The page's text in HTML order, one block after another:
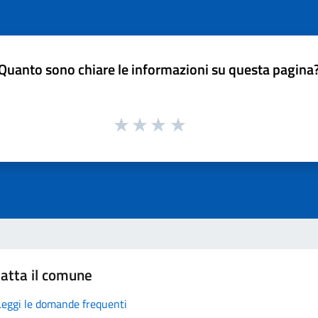
sono chiare le informazioni su questa
il comune
le domande frequenti